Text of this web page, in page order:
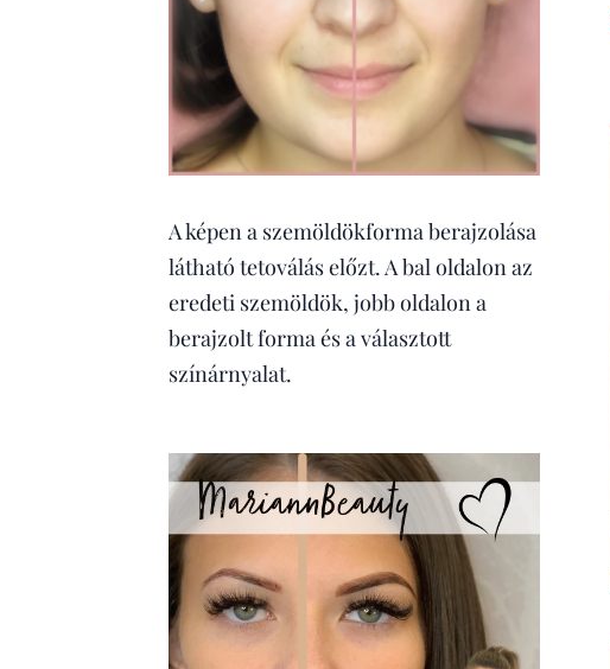
A képen a szemöldökforma berajzolása
látható tetoválás előzt. A bal oldalon az
eredeti szemöldök, jobb oldalon a
berajzolt forma és a választott
színárnyalat.